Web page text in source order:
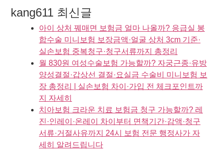
kang611 최신글
아이 상처 꿰매면 보험금 얼마 나올까? 응급실 봉
합수술 미니보험 보장금액·얼굴 상처 3cm 기준·
실손보험 중복청구·청구서류까지 총정리
월 830원 여성수술보험 가능할까? 자궁근종·유방
양성결절·갑상선 결절·요실금 수술비 미니보험 보
장 총정리 | 실손보험 차이·가입 전 체크포인트까
지 자세히
치아보험 크라운 치료 보험금 청구 가능할까? 레
진·인레이·온레이 차이부터 면책기간·감액·청구
서류·거절사유까지 24시 보험 전문 행정사가 자
세히 알려드립니다